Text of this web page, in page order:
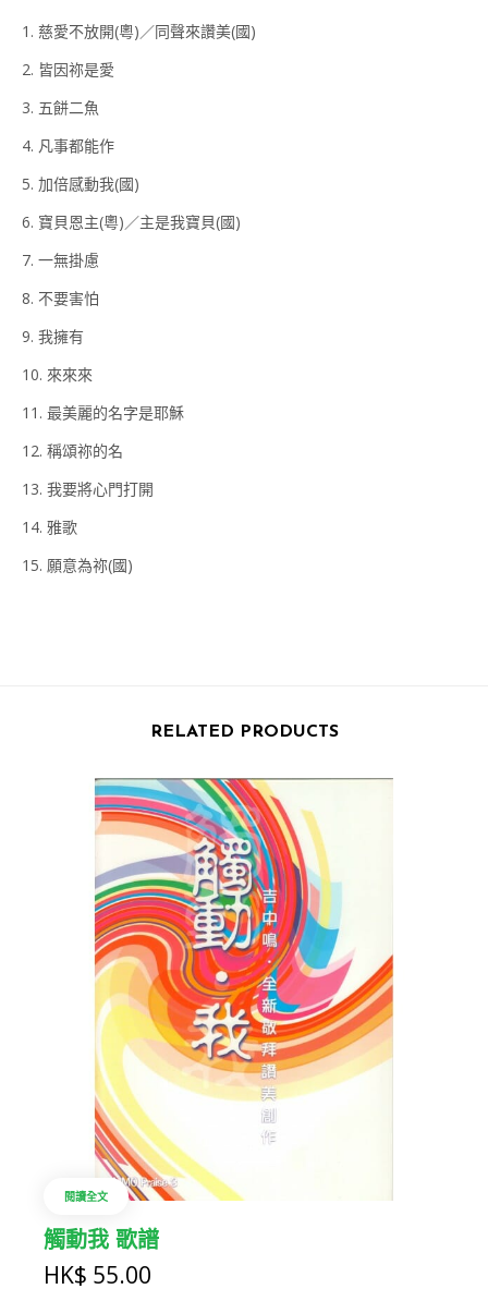
1. 慈愛不放開(粵)／同聲來讚美(國)
2. 皆因祢是愛
3. 五餅二魚
4. 凡事都能作
5. 加倍感動我(國)
6. 寶貝恩主(粵)／主是我寶貝(國)
7. 一無掛慮
8. 不要害怕
9. 我擁有
10. 來來來
11. 最美麗的名字是耶穌
12. 稱頌祢的名
13. 我要將心門打開
14. 雅歌
15. 願意為祢(國)
RELATED PRODUCTS
閱讀全文
觸動我 歌譜
HK$ 55.00